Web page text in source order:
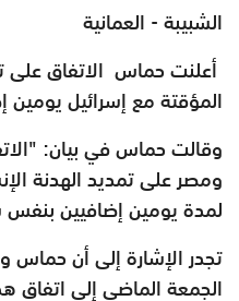
الشبيبة - العمانية
أعلنت حماس الاتفاق على
المؤقتة مع إسرائيل يومين
وقالت حماس في بيان:
ومصر على تمديد الهدنة
لمدة يومين إضافيين
تجدر الإشارة إلى أن
الجمعة الماضي إلى اتفاق